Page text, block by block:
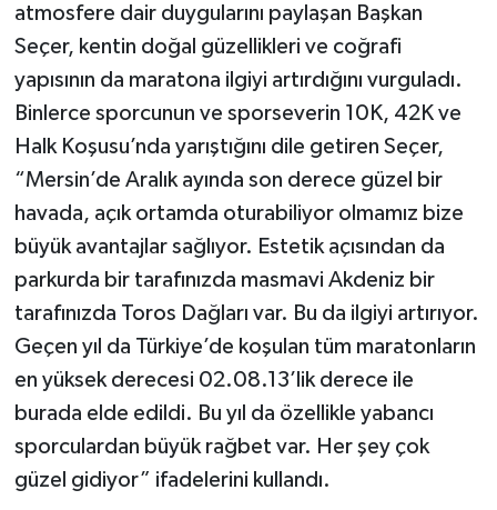
atmosfere dair duygularını paylaşan Başkan
Seçer, kentin doğal güzellikleri ve coğrafi
yapısının da maratona ilgiyi artırdığını vurguladı.
Binlerce sporcunun ve sporseverin 10K, 42K ve
Halk Koşusu’nda yarıştığını dile getiren Seçer,
“Mersin’de Aralık ayında son derece güzel bir
havada, açık ortamda oturabiliyor olmamız bize
büyük avantajlar sağlıyor. Estetik açısından da
parkurda bir tarafınızda masmavi Akdeniz bir
tarafınızda Toros Dağları var. Bu da ilgiyi artırıyor.
Geçen yıl da Türkiye’de koşulan tüm maratonların
en yüksek derecesi 02.08.13’lik derece ile
burada elde edildi. Bu yıl da özellikle yabancı
sporculardan büyük rağbet var. Her şey çok
güzel gidiyor” ifadelerini kullandı.